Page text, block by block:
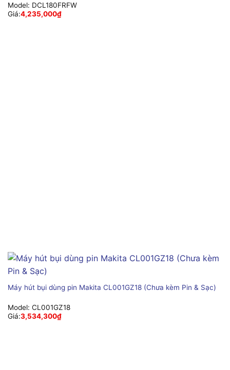
Model: DCL180FRFW
Giá:4,235,000₫
Máy hút bụi dùng pin Makita CL001GZ18 (Chưa kèm Pin & Sạc)
Model: CL001GZ18
Giá:3,534,300₫